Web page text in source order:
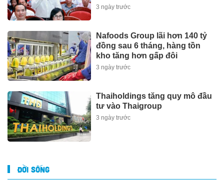
Bóng đá Thái Nguyên
3 ngày trước
Nafoods Group lãi hơn 140 tỷ
đồng sau 6 tháng, hàng tồn
kho tăng hơn gấp đôi
3 ngày trước
Thaiholdings tăng quy mô đầu
tư vào Thaigroup
3 ngày trước
ĐỜI SỐNG